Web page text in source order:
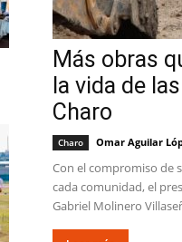
Más obras
la vida de
Charo
Charo Omar Aguilar
Con el compromiso de
cada comunidad, el
Gabriel Molinero